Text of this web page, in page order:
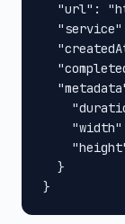
"url":
  }
}